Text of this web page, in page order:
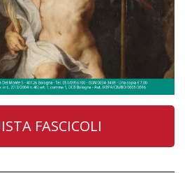
FASCICOLI